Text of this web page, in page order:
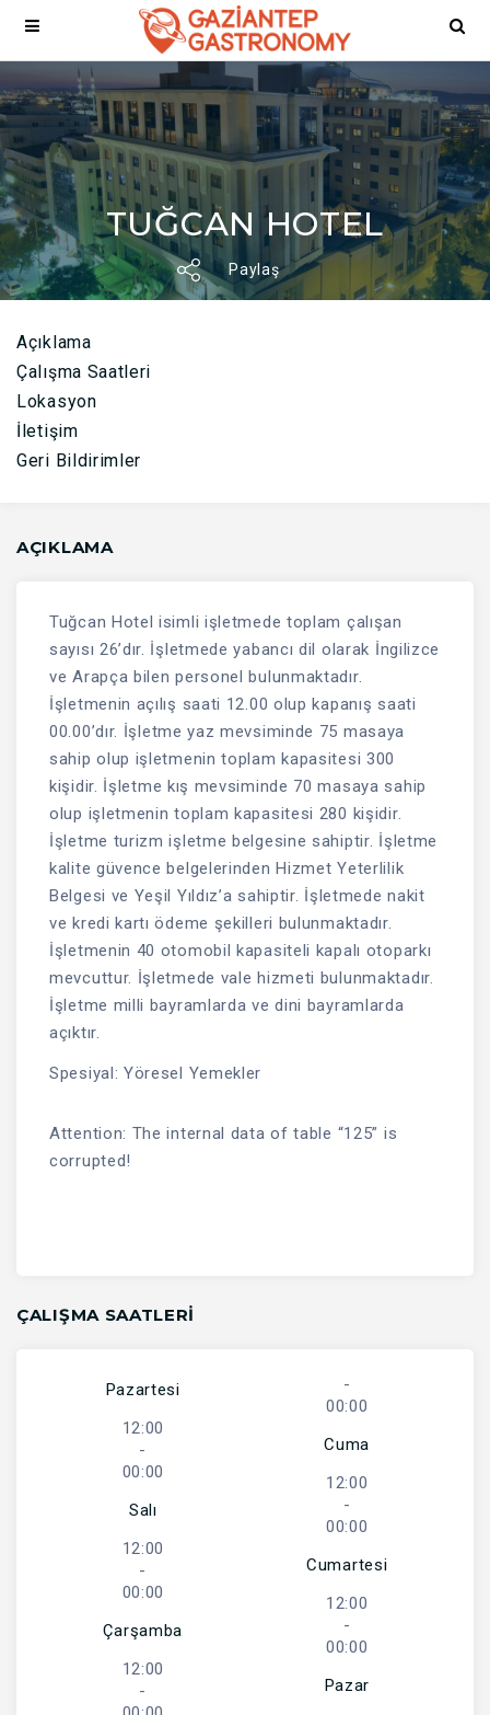
TUĞCAN HOTEL
Paylaş
Açıklama
Çalışma Saatleri
Lokasyon
İletişim
Geri Bildirimler
AÇIKLAMA
Tuğcan Hotel isimli işletmede toplam çalışan
sayısı 26’dır. İşletmede yabancı dil olarak İngilizce
ve Arapça bilen personel bulunmaktadır.
İşletmenin açılış saati 12.00 olup kapanış saati
00.00’dır. İşletme yaz mevsiminde 75 masaya
sahip olup işletmenin toplam kapasitesi 300
kişidir. İşletme kış mevsiminde 70 masaya sahip
olup işletmenin toplam kapasitesi 280 kişidir.
İşletme turizm işletme belgesine sahiptir. İşletme
kalite güvence belgelerinden Hizmet Yeterlilik
Belgesi ve Yeşil Yıldız’a sahiptir. İşletmede nakit
ve kredi kartı ödeme şekilleri bulunmaktadır.
İşletmenin 40 otomobil kapasiteli kapalı otoparkı
mevcuttur. İşletmede vale hizmeti bulunmaktadır.
İşletme milli bayramlarda ve dini bayramlarda
açıktır.
Spesiyal: Yöresel Yemekler
Attention: The internal data of table “125” is
corrupted!
ÇALIŞMA SAATLERI
Pazartesi
12:00
-
00:00
Salı
12:00
-
00:00
Çarşamba
12:00
-
-
00:00
Cuma
12:00
-
00:00
Cumartesi
12:00
-
00:00
Pazar